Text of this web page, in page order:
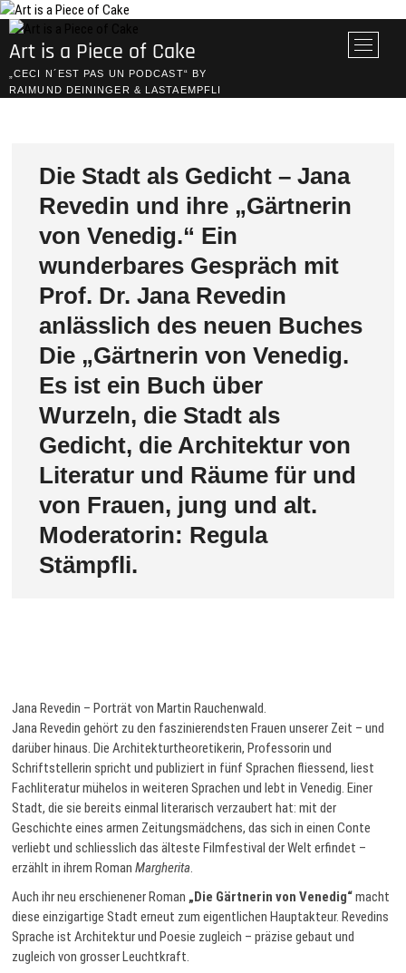
Skip
to
content
Art is a Piece of Cake
„CECI N´EST PAS UN PODCAST“ BY
RAIMUND DEININGER & LASTAEMPFLI
M
e
u
Die Stadt als Gedicht – Jana
Revedin und ihre „Gärtnerin
von Venedig.“ Ein
wunderbares Gespräch mit
Prof. Dr. Jana Revedin
anlässlich des neuen Buches
Die „Gärtnerin von Venedig.
Es ist ein Buch über
Wurzeln, die Stadt als
Gedicht, die Architektur von
Literatur und Räume für und
von Frauen, jung und alt.
Moderatorin: Regula
Stämpfli.
Jana Revedin – Porträt von Martin Rauchenwald.
Jana Revedin gehört zu den faszinierendsten Frauen unserer Zeit – und
darüber hinaus. Die Architekturtheoretikerin, Professorin und
Schriftstellerin spricht und publiziert in fünf Sprachen fliessend, liest
Fachliteratur mühelos in weiteren Sprachen und lebt in Venedig. Einer
Stadt, die sie bereits einmal literarisch verzaubert hat: mit der
Geschichte eines armen Zeitungsmädchens, das sich in einen Conte
verliebt und schliesslich das älteste Filmfestival der Welt erfindet –
erzählt in ihrem RomanMargherita.
Auch ihr neu erschienener Roman „Die Gärtnerin von Venedig“macht
diese einzigartige Stadt erneut zum eigentlichen Hauptakteur. Revedins
Sprache ist Architektur und Poesie zugleich – präzise gebaut und
zugleich von grosser Leuchtkraft.